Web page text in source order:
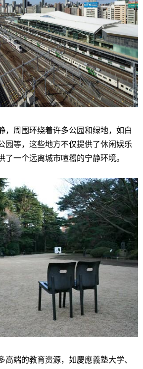
，周围环绕着许多公园和绿地，如白
园等，这些地方不仅提供了休闲娱乐
了一个远离城市喧嚣的宁静环境。
高端的教育资源，如慶應義塾大学、